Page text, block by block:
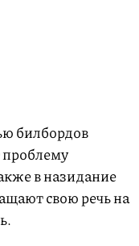
билбордов
проблему
в назидание
свою речь на